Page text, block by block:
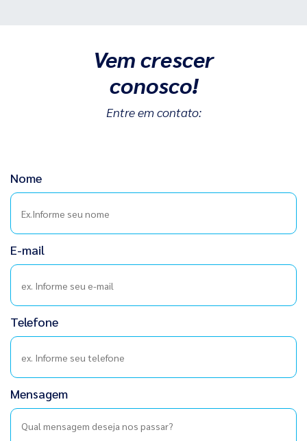
Vem crescer
conosco!
Entre em contato:
Nome
E-mail
Telefone
Mensagem